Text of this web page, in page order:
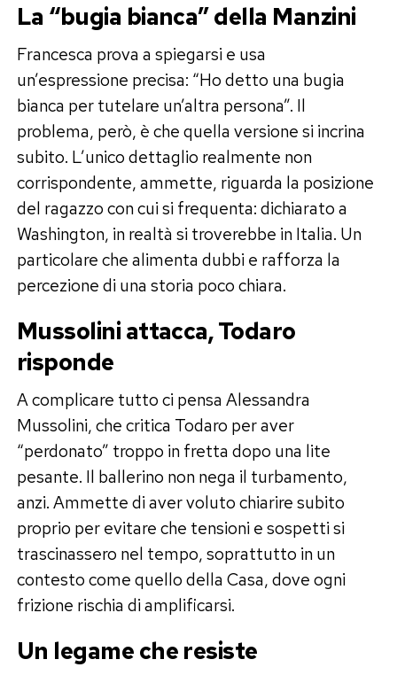
La “bugia bianca” della Manzini
Francesca prova a spiegarsi e usa
un’espressione precisa: “Ho detto una bugia
bianca per tutelare un’altra persona”. Il
problema, però, è che quella versione si incrina
subito. L’unico dettaglio realmente non
corrispondente, ammette, riguarda la posizione
del ragazzo con cui si frequenta: dichiarato a
Washington, in realtà si troverebbe in Italia. Un
particolare che alimenta dubbi e rafforza la
percezione di una storia poco chiara.
Mussolini attacca, Todaro
risponde
A complicare tutto ci pensa Alessandra
Mussolini, che critica Todaro per aver
“perdonato” troppo in fretta dopo una lite
pesante. Il ballerino non nega il turbamento,
anzi. Ammette di aver voluto chiarire subito
proprio per evitare che tensioni e sospetti si
trascinassero nel tempo, soprattutto in un
contesto come quello della Casa, dove ogni
frizione rischia di amplificarsi.
Un legame che resiste